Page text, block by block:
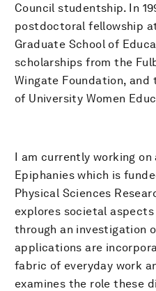
Council studentship. In
postdoctoral fellowship
Graduate School of
scholarships from the
Wingate Foundation, and
of University Women
I am currently working
Epiphanies which is
Physical Sciences
explores societal
through an investigation
applications are
fabric of everyday work
examines the role these